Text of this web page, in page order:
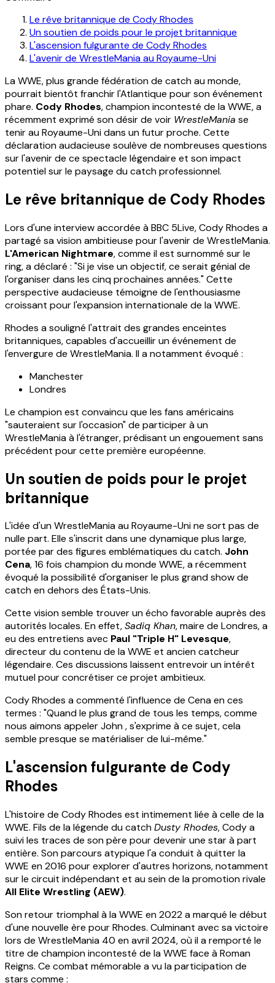
Le rêve britannique de Cody Rhodes
Un soutien de poids pour le projet britannique
L'ascension fulgurante de Cody Rhodes
L'avenir de WrestleMania au Royaume-Uni
La WWE, plus grande fédération de catch au monde,
pourrait bientôt franchir l'Atlantique pour son événement
phare. Cody Rhodes, champion incontesté de la WWE, a
récemment exprimé son désir de voir WrestleMania se
tenir au Royaume-Uni dans un futur proche. Cette
déclaration audacieuse soulève de nombreuses questions
sur l'avenir de ce spectacle légendaire et son impact
potentiel sur le paysage du catch professionnel.
Le rêve britannique de Cody Rhodes
Lors d'une interview accordée à BBC 5Live, Cody Rhodes a
partagé sa vision ambitieuse pour l'avenir de WrestleMania.
L'American Nightmare, comme il est surnommé sur le
ring, a déclaré : "Si je vise un objectif, ce serait génial de
l'organiser dans les cinq prochaines années." Cette
perspective audacieuse témoigne de l'enthousiasme
croissant pour l'expansion internationale de la WWE.
Rhodes a souligné l'attrait des grandes enceintes
britanniques, capables d'accueillir un événement de
l'envergure de WrestleMania. Il a notamment évoqué :
Manchester
Londres
Le champion est convaincu que les fans américains
"sauteraient sur l'occasion" de participer à un
WrestleMania à l'étranger, prédisant un engouement sans
précédent pour cette première européenne.
Un soutien de poids pour le projet
britannique
L'idée d'un WrestleMania au Royaume-Uni ne sort pas de
nulle part. Elle s'inscrit dans une dynamique plus large,
portée par des figures emblématiques du catch. John
Cena, 16 fois champion du monde WWE, a récemment
évoqué la possibilité d'organiser le plus grand show de
catch en dehors des États-Unis.
Cette vision semble trouver un écho favorable auprès des
autorités locales. En effet,Sadiq Khan, maire de Londres, a
eu des entretiens avec Paul "Triple H" Levesque,
directeur du contenu de la WWE et ancien catcheur
légendaire. Ces discussions laissent entrevoir un intérêt
mutuel pour concrétiser ce projet ambitieux.
Cody Rhodes a commenté l'influence de Cena en ces
termes : "Quand le plus grand de tous les temps, comme
nous aimons appeler John , s'exprime à ce sujet, cela
semble presque se matérialiser de lui-même."
L'ascension fulgurante de Cody
Rhodes
L'histoire de Cody Rhodes est intimement liée à celle de la
WWE. Fils de la légende du catchDusty Rhodes, Cody a
suivi les traces de son père pour devenir une star à part
entière. Son parcours atypique l'a conduit à quitter la
WWE en 2016 pour explorer d'autres horizons, notamment
sur le circuit indépendant et au sein de la promotion rivale
All Elite Wrestling (AEW).
Son retour triomphal à la WWE en 2022 a marqué le début
d'une nouvelle ère pour Rhodes. Culminant avec sa victoire
lors de WrestleMania 40 en avril 2024, où il a remporté le
titre de champion incontesté de la WWE face à Roman
Reigns. Ce combat mémorable a vu la participation de
stars comme :